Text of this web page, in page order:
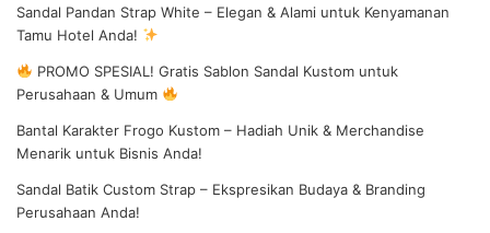
Sandal Pandan Strap White – Elegan & Alami untuk Kenyamanan
Tamu Hotel Anda!
PROMO SPESIAL! Gratis Sablon Sandal Kustom untuk
Perusahaan & Umum
Bantal Karakter Frogo Kustom – Hadiah Unik & Merchandise
Menarik untuk Bisnis Anda!
Sandal Batik Custom Strap – Ekspresikan Budaya & Branding
Perusahaan Anda!